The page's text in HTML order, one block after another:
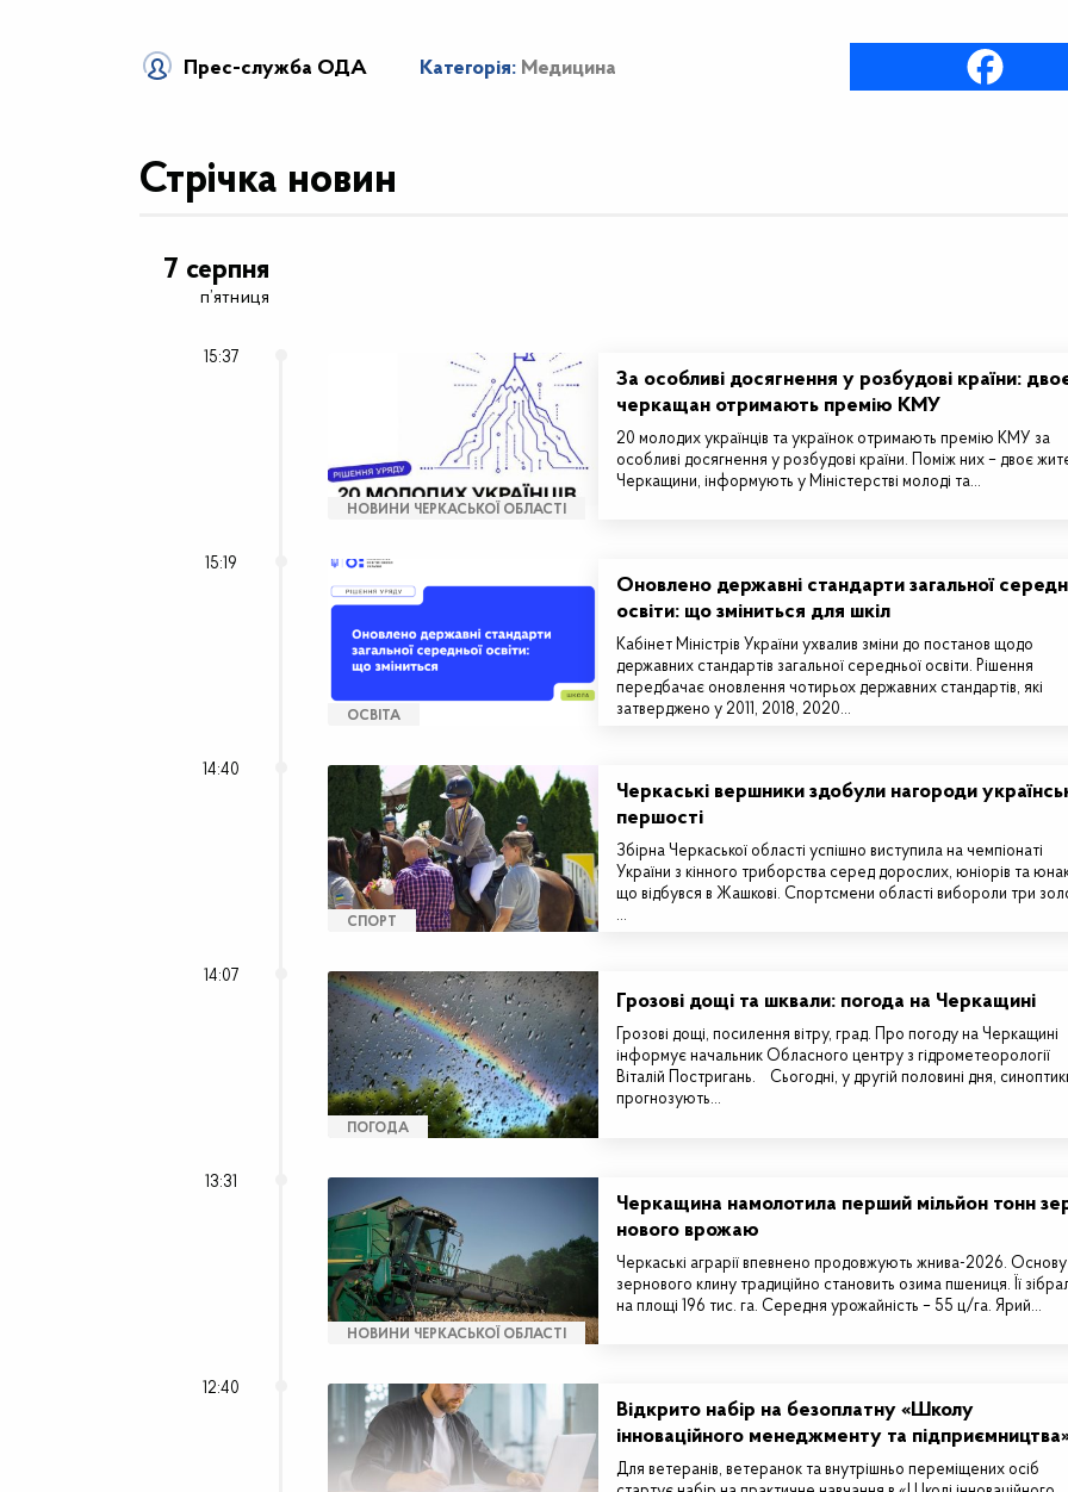
Прес-служба ОДА Категорія: Медицина
Стрічка новин
7 серпня
п’ятниця
15:37
НОВИНИ ЧЕРКАСЬКОЇ ОБЛАСТІ
За особливі досягнення у розбудові країни:
черкащан отримають премію КМУ
20 молодих українців та українок отримають премію КМУ за
особливі досягнення у розбудові країни. Поміж них – двоє
Черкащини, інформують у Міністерстві молоді та…
15:19
ОСВІТА
Оновлено державні стандарти загальної
освіти: що зміниться для шкіл
Кабінет Міністрів України ухвалив зміни до постанов щодо
державних стандартів загальної середньої освіти. Рішення
передбачає оновлення чотирьох державних стандартів, які
затверджено у 2011, 2018, 2020…
14:40
СПОРТ
Черкаські вершники здобули нагороди
першості
Збірна Черкаської області успішно виступила на чемпіонаті
України з кінного триборства серед дорослих, юніорів та
що відбувся в Жашкові. Спортсмени області вибороли три
…
14:07
ПОГОДА
Грозові дощі та шквали: погода на Черкащині
Грозові дощі, посилення вітру, град. Про погоду на Черкащині
інформує начальник Обласного центру з гідрометеорології
Віталій Постригань. Сьогодні, у другій половині дня,
прогнозують…
13:31
НОВИНИ ЧЕРКАСЬКОЇ ОБЛАСТІ
Черкащина намолотила перший мільйон тонн
нового врожаю
Черкаські аграрії впевнено продовжують жнива-2026. Основу
зернового клину традиційно становить озима пшениця. Її
на площі 196 тис. га. Середня урожайність – 55 ц/га. Ярий…
12:40
Відкрито набір на безоплатну «Школу
інноваційного менеджменту та
Для ветеранів, ветеранок та внутрішньо переміщених осіб